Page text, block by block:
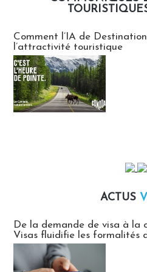
Comment l’IA de
l’attractivité touristique
ACTUS
De la demande de visa à la
Visas fluidifie les formalités